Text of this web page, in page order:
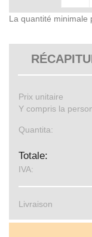
La quantité minimale
Prix ​​unitaire
Y compris la
Quantita:
Totale:
IVA:
Livraison